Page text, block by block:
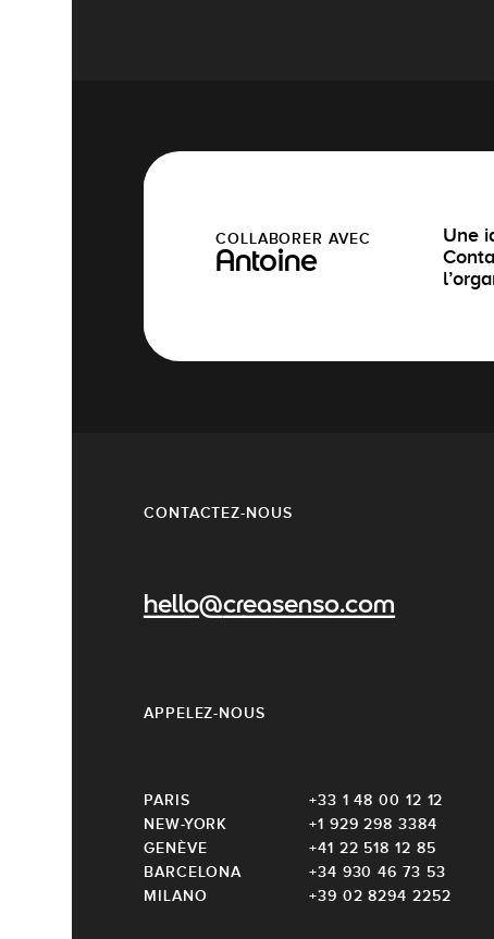
COLLABORER AVEC
Antoine
Une
CONTACTEZ-NOUS
hello@creasenso.com
APPELEZ-NOUS
PARIS
+33 1 48 00 12 12
NEW-YORK
+1 929 298 3384
GENÈVE
+41 22 518 12 85
BARCELONA
+34 930 46 73 53
MILANO
+39 02 8294 2252